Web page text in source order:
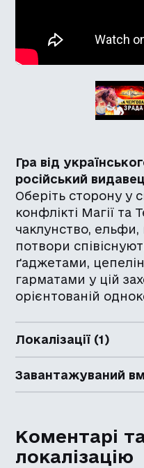
Гра від
російський
Оберіть сторону у
конфлікті Магії та
чаклунство, ельфи,
потвори
ґаджетами,
гарматами у цій
орієнтованій
Локалізації (1)
Завантажуваний
Коментарі
локалізацію